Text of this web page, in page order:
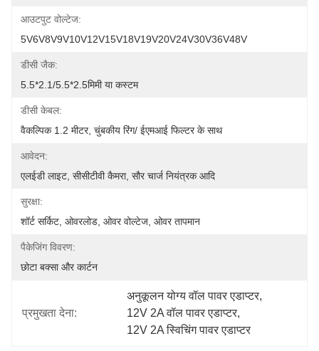
आउटपुट वोल्टेज:
5V6V8V9V10V12V15V18V19V20V24V30V36V48V
डीसी जैक:
5.5*2.1/5.5*2.5मिमी या कस्टम
डीसी केबल:
वैकल्पिक 1.2 मीटर, चुंबकीय रिंग/ ईएमआई फिल्टर के साथ
आवेदन:
एलईडी लाइट, सीसीटीवी कैमरा, सौर चार्ज नियंत्रक आदि
सुरक्षा:
शॉर्ट सर्किट, ओवरलोड, ओवर वोल्टेज, ओवर तापमान
पैकेजिंग विवरण:
छोटा बक्सा और कार्टन
प्रमुखता देना:
अनुकूलन योग्य वॉल पावर एडाप्टर,
12V 2A वॉल पावर एडाप्टर,
12V 2A स्विचिंग पावर एडाप्टर